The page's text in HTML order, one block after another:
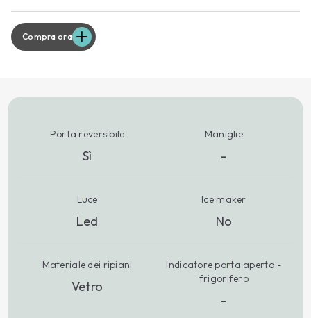
Compra ora
Porta reversibile
Sì
Maniglie
-
Luce
Led
Ice maker
No
Materiale dei ripiani
Vetro
Indicatore porta aperta -
frigorifero
-